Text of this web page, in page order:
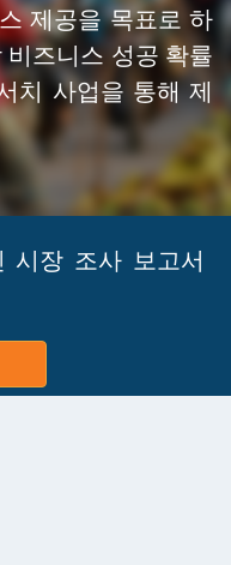
제공을 목표로 하
즈니스 성공 확률
치 사업을 통해 제
시장 조사 보고서